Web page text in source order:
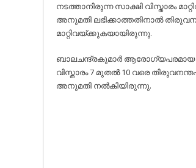
നടത്താനിരുന്ന സാക്ഷി വിസ്താരം
അനുമതി ലഭിക്കാത്തതിനാൽ
മാറ്റിവയ്ക്കുകയായിരുന്നു.
ബാലചന്ദ്രകുമാർ ആരോഗ്യപരമായ
വിസ്താരം 7 മുതൽ 10 വരെ
അനുമതി നൽകിയിരുന്നു.